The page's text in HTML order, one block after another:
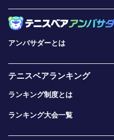
アンバサダーとは
テニスベアランキング
ランキング制度とは
ランキング大会一覧